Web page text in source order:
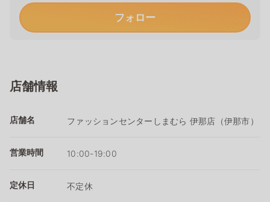
フォロー
店舗情報
店舗名 ファッションセンターしまむら 伊那店（伊那市）
営業時間 10:00-19:00
定休日 不定休